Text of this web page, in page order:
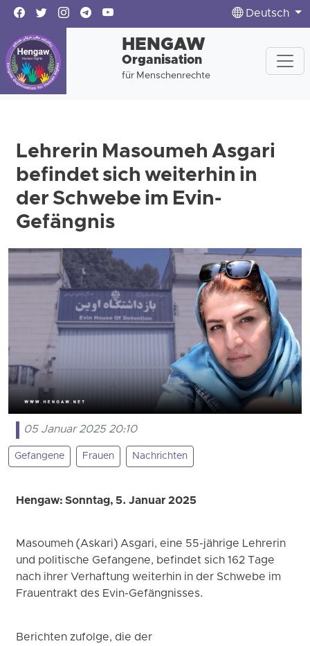
Deutsch
HENGAW
Organisation
für Menschenrechte
Lehrerin Masoumeh Asgari
befindet sich weiterhin in
der Schwebe im Evin-
Gefängnis
05 Januar 2025 20:10
Gefangene Frauen Nachrichten
Hengaw: Sonntag, 5. Januar 2025
Masoumeh (Askari) Asgari, eine 55-jährige Lehrerin
und politische Gefangene, befindet sich 162 Tage
nach ihrer Verhaftung weiterhin in der Schwebe im
Frauentrakt des Evin-Gefängnisses.
Berichten zufolge, die der